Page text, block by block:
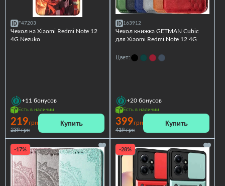
F47203
Чехол на Xiaomi Redmi Note 12
4G Nezuko
+11 бонусов
Есть в наличии
219грн
239 грн
Купить
163912
Чехол книжка GETMAN Cubic
для Xiaomi Redmi Note 12 4G
Цвет:
+20 бонусов
Есть в наличии
399грн
419 грн
Купить
-17% -28%